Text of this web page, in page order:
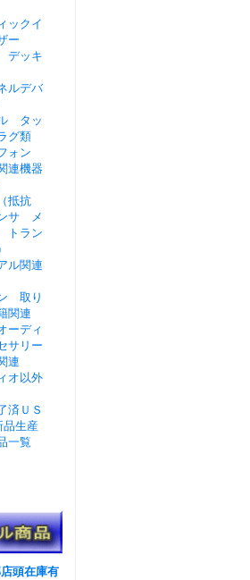
ックイ
ー
デッキ
ルデバ
タッ
グ類
ォン
連機器
抵抗
サ メ
トラン
ル関連
取り
関連
ーディ
サリー
連
オ以外
済ＵＳ
品生産
一覧
頭在庫有